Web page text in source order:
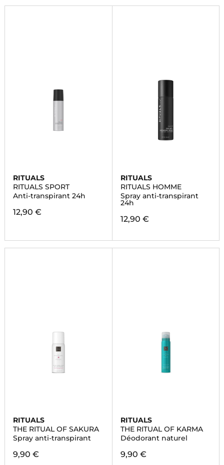
RITUALS
RITUALS SPORT
Anti-transpirant 24h
12,90 €
RITUALS
RITUALS HOMME
Spray anti-transpirant
24h
12,90 €
RITUALS
THE RITUAL OF SAKURA
Spray anti-transpirant
9,90 €
RITUALS
THE RITUAL OF KARMA
Déodorant naturel
9,90 €